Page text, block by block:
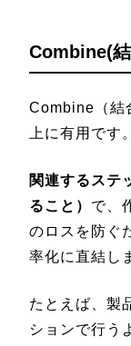
Combine(
Combine（結
上に有用です。
関連するステ
ること） で、
のロスを防ぐ
率化に直結し
たとえば、製
ションで行う